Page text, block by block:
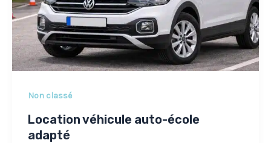
Non classé
Location véhicule auto-école
adapté